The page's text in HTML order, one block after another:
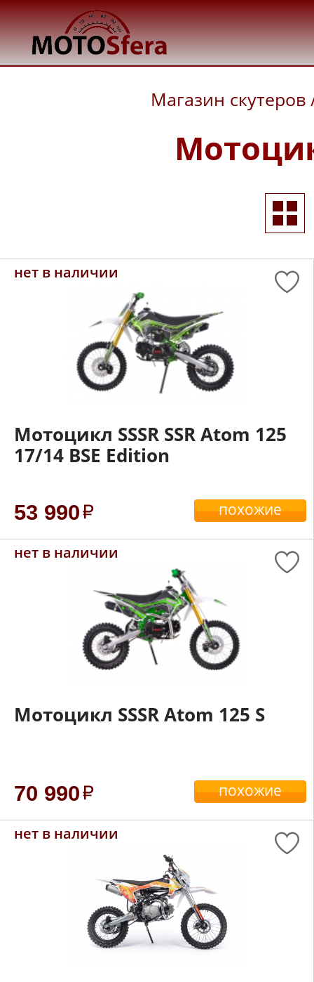
Магазин скутеров
нет в наличии
Мотоцикл SSSR SSR Atom 125
17/14 BSE Edition
53 990 похожие
нет в наличии
Мотоцикл SSSR Atom 125 S
70 990 похожие
нет в наличии